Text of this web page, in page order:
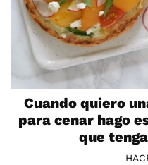
Cuando quiero
para cenar hago
que